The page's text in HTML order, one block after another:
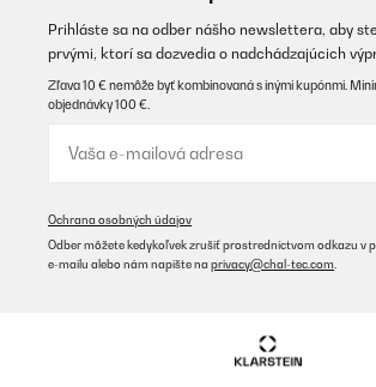
Prihláste sa na odber nášho newslettera, aby
prvými, ktorí sa dozvedia o nadchádzajúcich
Zľava 10 € nemôže byť kombinovaná s inými kupónmi.
objednávky 100 €.
Ochrana osobných údajov
Odber môžete kedykoľvek zrušiť prostredníctvom odkazu v
e-mailu alebo nám napíšte na privacy@chal-tec.com